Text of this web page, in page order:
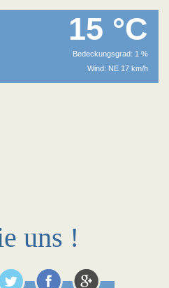
15 °C
Bedeckungsgrad: 1 %
Wind: NE 17 km/h
uns !